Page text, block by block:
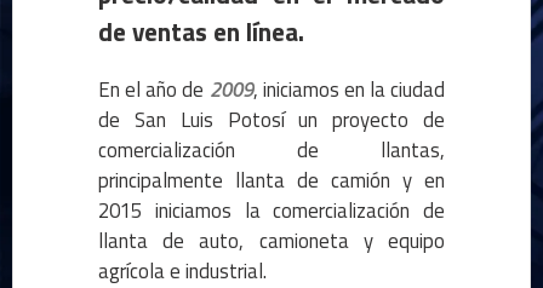
de ventas en línea.
En el año de 2009, iniciamos en la ciudad
de San Luis Potosí un proyecto de
comercialización de llantas,
principalmente llanta de camión y en
2015 iniciamos la comercialización de
llanta de auto, camioneta y equipo
agrícola e industrial.